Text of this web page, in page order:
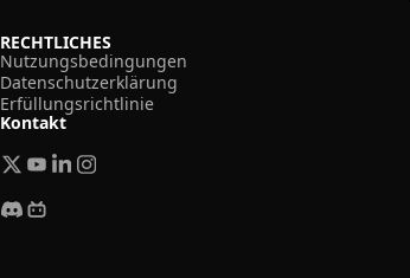
RECHTLICHES
Nutzungsbedingungen
Datenschutzerklärung
Erfüllungsrichtlinie
Kontakt